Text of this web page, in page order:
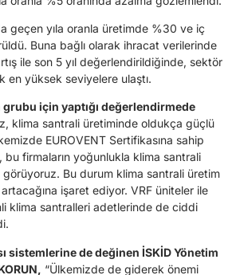
geçen yıla oranla üretimde %30 ve iç
Buna bağlı olarak ihracat verilerinde
ile son 5 yıl değerlendirildiğinde, sektör
en yüksek seviyelere ulaştı.
için yaptığı değerlendirmede
klima santrali üretiminde oldukça güçlü
EUROVENT Sertifikasına sahip
bu firmaların yoğunlukla klima santrali
Bu durum klima santrali üretim
işaret ediyor. VRF üniteler ile
klima santralleri adetlerinde de ciddi
sistemlerine de değinen İSKİD Yönetim
“Ülkemizde de giderek önemi